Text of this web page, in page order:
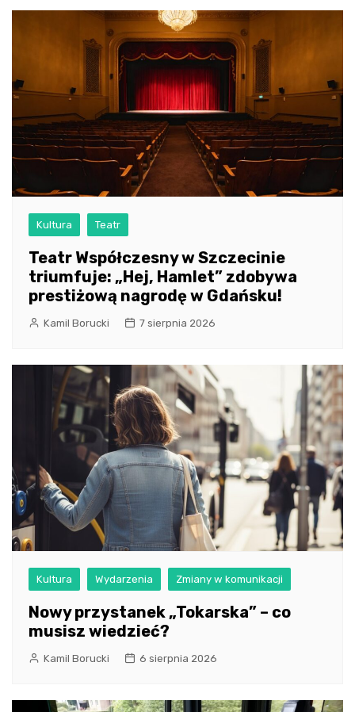
Kultura Teatr
Teatr Współczesny w Szczecinie
triumfuje: „Hej, Hamlet” zdobywa
prestiżową nagrodę w Gdańsku!
Kamil Borucki 7 sierpnia 2026
Kultura Wydarzenia Zmiany w komunikacji
Nowy przystanek „Tokarska” – co
musisz wiedzieć?
Kamil Borucki 6 sierpnia 2026